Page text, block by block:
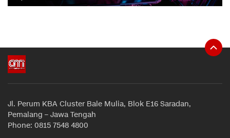
Jl. Perum KBA Cluster Bale Mulia, Blok E16 Saradan,
Pemalang – Jawa Tengah
Phone: 0815 7548 4800